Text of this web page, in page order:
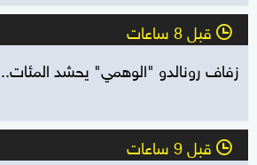
l قبل 8 ساعات
زفاف رونالدو "الوهمي" يحشد
l قبل 9 ساعات